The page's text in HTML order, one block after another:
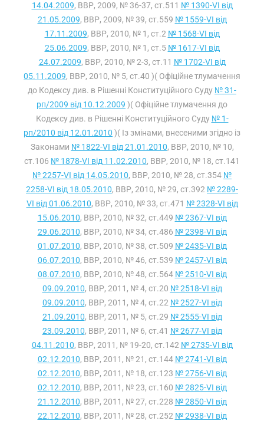
14.04.2009, ВВР, 2009, № 36-37, ст.511 № 1390-VI від
21.05.2009, ВВР, 2009, № 39, ст.559 № 1559-VI від
17.11.2009, ВВР, 2010, № 1, ст.2 № 1568-VI від
25.06.2009, ВВР, 2010, № 1, ст.5 № 1617-VI від
24.07.2009, ВВР, 2010, № 2-3, ст.11 № 1702-VI від
05.11.2009, ВВР, 2010, № 5, ст.40 )( Офіційне тлумачення
до Кодексу див. в Рішенні Конституційного Суду № 31-
рп/2009 від 10.12.2009 )( Офіційне тлумачення до
Кодексу див. в Рішенні Конституційного Суду № 1-
рп/2010 від 12.01.2010 )( Із змінами, внесеними згідно із
Законами № 1822-VI від 21.01.2010, ВВР, 2010, № 10,
ст.106 № 1878-VI від 11.02.2010, ВВР, 2010, № 18, ст.141
№ 2257-VI від 14.05.2010, ВВР, 2010, № 28, ст.354 №
2258-VI від 18.05.2010, ВВР, 2010, № 29, ст.392 № 2289-
VI від 01.06.2010, ВВР, 2010, № 33, ст.471 № 2328-VI від
15.06.2010, ВВР, 2010, № 32, ст.449 № 2367-VI від
29.06.2010, ВВР, 2010, № 34, ст.486 № 2398-VI від
01.07.2010, ВВР, 2010, № 38, ст.509 № 2435-VI від
06.07.2010, ВВР, 2010, № 46, ст.539 № 2457-VI від
08.07.2010, ВВР, 2010, № 48, ст.564 № 2510-VI від
09.09.2010, ВВР, 2011, № 4, ст.20 № 2518-VI від
09.09.2010, ВВР, 2011, № 4, ст.22 № 2527-VI від
21.09.2010, ВВР, 2011, № 5, ст.29 № 2555-VI від
23.09.2010, ВВР, 2011, № 6, ст.41 № 2677-VI від
04.11.2010, ВВР, 2011, № 19-20, ст.142 № 2735-VI від
02.12.2010, ВВР, 2011, № 21, ст.144 № 2741-VI від
02.12.2010, ВВР, 2011, № 18, ст.123 № 2756-VI від
02.12.2010, ВВР, 2011, № 23, ст.160 № 2825-VI від
21.12.2010, ВВР, 2011, № 27, ст.228 № 2850-VI від
22.12.2010, ВВР, 2011, № 28, ст.252 № 2938-VI від